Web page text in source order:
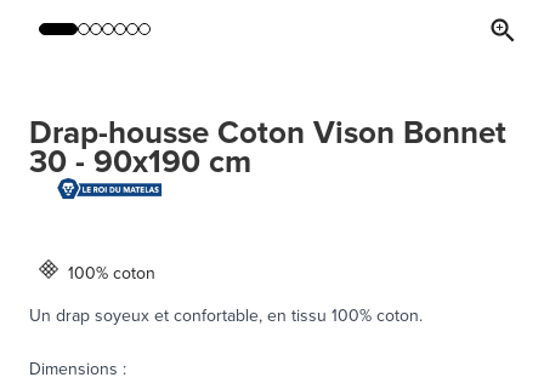
Drap-housse Coton Vison Bonnet
30 - 90x190 cm
100% coton
Un drap soyeux et confortable, en tissu 100% coton.
Dimensions :